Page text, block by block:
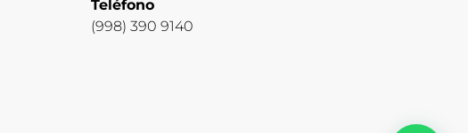
Teléfono
(998) 390 9140